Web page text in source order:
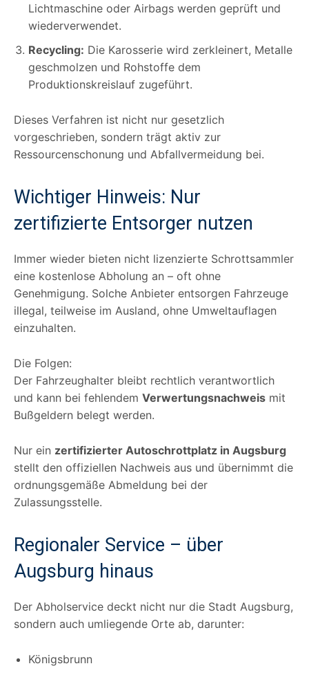
Lichtmaschine oder Airbags werden geprüft und
wiederverwendet.
Recycling: Die Karosserie wird zerkleinert, Metalle
geschmolzen und Rohstoffe dem
Produktionskreislauf zugeführt.
Dieses Verfahren ist nicht nur gesetzlich
vorgeschrieben, sondern trägt aktiv zur
Ressourcenschonung und Abfallvermeidung bei.
Wichtiger Hinweis: Nur
zertifizierte Entsorger nutzen
Immer wieder bieten nicht lizenzierte Schrottsammler
eine kostenlose Abholung an – oft ohne
Genehmigung. Solche Anbieter entsorgen Fahrzeuge
illegal, teilweise im Ausland, ohne Umweltauflagen
einzuhalten.
Die Folgen:
Der Fahrzeughalter bleibt rechtlich verantwortlich
und kann bei fehlendem Verwertungsnachweis mit
Bußgeldern belegt werden.
Nur ein zertifizierter Autoschrottplatz in Augsburg
stellt den offiziellen Nachweis aus und übernimmt die
ordnungsgemäße Abmeldung bei der
Zulassungsstelle.
Regionaler Service – über
Augsburg hinaus
Der Abholservice deckt nicht nur die Stadt Augsburg,
sondern auch umliegende Orte ab, darunter:
Königsbrunn